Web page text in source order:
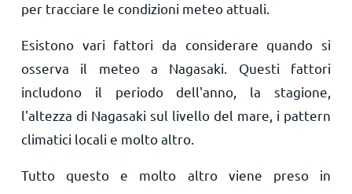
per tracciare le condizioni meteo attuali.
Esistono vari fattori da considerare quando si
osserva il meteo a Nagasaki. Questi fattori
includono il periodo dell'anno, la stagione,
l'altezza di Nagasaki sul livello del mare, i pattern
climatici locali e molto altro.
Tutto questo e molto altro viene preso in